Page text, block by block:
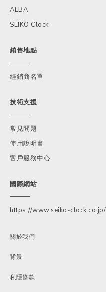
ALBA
SEIKO Clock
銷售地點
經銷商名單
技術支援
常見問題
使用說明書
客戶服務中心
國際網站
https://www.seiko-clock.co.jp/
關於我們
背景
私隱條款